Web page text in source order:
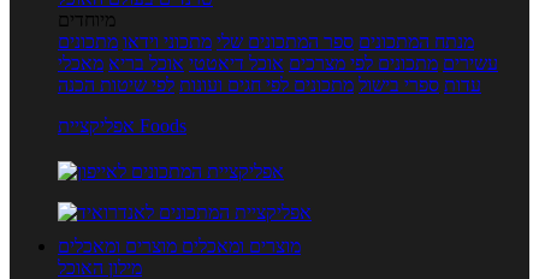
מיוחדים
מנתח המתכונים ספר המתכונים שלי מתכוני וידאו מתכונים
עשירים מתכונים לפי מצרכים אוכל דיאטטי אוכל בריא מאכלי
עדות ספרי בישול מתכונים לפי חגים ועונות לפי שיטות הכנה
אפליקציית Foods
מוצרים ומאכלים מוצרים ומאכלים
מילון האוכל